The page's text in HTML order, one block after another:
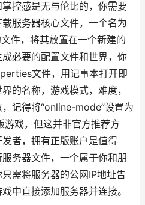
控感是无与伦比的，你需要
服务器核心文件，一个名为
件，将其放置在一个新建的
必要的配置文件和世界，你
文件，用记事本打开即
的名称，游戏模式，难度，
记得将“online-mode”设置为
戏，但这并非官方推荐方
者，拥有正版账户是值得
务器文件，一个属于你和朋
需将服务器的公网IP地址告
中直接添加服务器并连接。